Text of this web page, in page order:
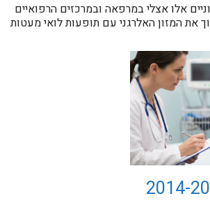
אלו אצלי במרפאה ובמרכזים הרפואיים
את המזון האלרגני עם תופעות לואי מעטות